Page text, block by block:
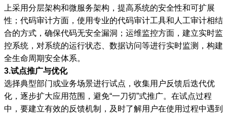
上采用分层架构和微服务架构，提高系统的安全性和可扩展
性；代码审计方面，使用专业的代码审计工具和人工审计相结
合的方式，确保代码无安全漏洞；运维监控方面，建立实时监
控系统，对系统的运行状态、数据访问等进行实时监测，构建
全生命周期安全体系。
3.试点推广与优化
选择典型部门或业务场景进行试点，收集用户反馈后迭代优
化，逐步扩大应用范围，避免“一刀切”式推广。在试点过程
中，要建立有效的反馈机制，及时了解用户在使用过程中遇到